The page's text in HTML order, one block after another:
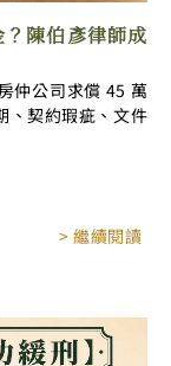
？陳伯彥律師成
仲公司求償 45 萬
、契約瑕疵、文件
> 繼續閱讀